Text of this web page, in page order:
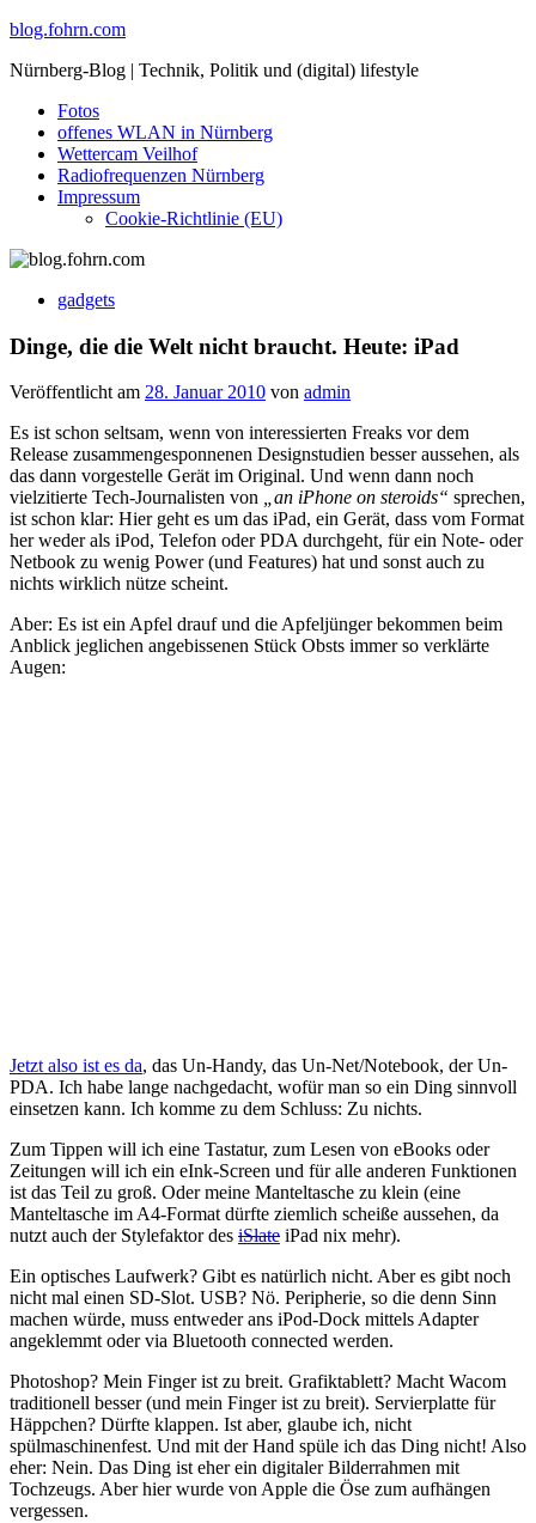
Skip
content
blog.fohrn.com
Nürnberg-Blog | Technik, Politik und (digital) lifestyle
Fotos
offenes WLAN in Nürnberg
Wettercam Veilhof
Radiofrequenzen Nürnberg
Impressum
Cookie-Richtlinie (EU)
gadgets
Dinge, die die Welt nicht braucht. Heute: iPad
Veröffentlicht am 28. Januar 2010 von admin
Es ist schon seltsam, wenn von interessierten Freaks vor dem
Release zusammengesponnenen Designstudien besser aussehen, als
das dann vorgestelle Gerät im Original. Und wenn dann noch
vielzitierte Tech-Journalisten von „an iPhone on steroids“ sprechen,
ist schon klar: Hier geht es um das iPad, ein Gerät, dass vom Format
her weder als iPod, Telefon oder PDA durchgeht, für ein Note- oder
Netbook zu wenig Power (und Features) hat und sonst auch zu
nichts wirklich nütze scheint.
Aber: Es ist ein Apfel drauf und die Apfeljünger bekommen beim
Anblick jeglichen angebissenen Stück Obsts immer so verklärte
Augen:
Jetzt also ist es da, das Un-Handy, das Un-Net/Notebook, der Un-
PDA. Ich habe lange nachgedacht, wofür man so ein Ding sinnvoll
einsetzen kann. Ich komme zu dem Schluss: Zu nichts.
Zum Tippen will ich eine Tastatur, zum Lesen von eBooks oder
Zeitungen will ich ein eInk-Screen und für alle anderen Funktionen
ist das Teil zu groß. Oder meine Manteltasche zu klein (eine
Manteltasche im A4-Format dürfte ziemlich scheiße aussehen, da
nutzt auch der Stylefaktor des iSlate iPad nix mehr).
Ein optisches Laufwerk? Gibt es natürlich nicht. Aber es gibt noch
nicht mal einen SD-Slot. USB? Nö. Peripherie, so die denn Sinn
machen würde, muss entweder ans iPod-Dock mittels Adapter
angeklemmt oder via Bluetooth connected werden.
Photoshop? Mein Finger ist zu breit. Grafiktablett? Macht Wacom
traditionell besser (und mein Finger ist zu breit). Servierplatte für
Häppchen? Dürfte klappen. Ist aber, glaube ich, nicht
spülmaschinenfest. Und mit der Hand spüle ich das Ding nicht! Also
eher: Nein. Das Ding ist eher ein digitaler Bilderrahmen mit
Tochzeugs. Aber hier wurde von Apple die Öse zum aufhängen
vergessen.